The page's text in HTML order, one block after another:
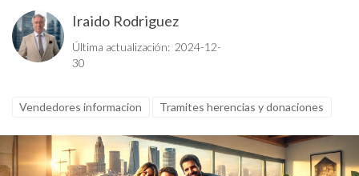
Iraido Rodriguez
Última actualización: 2024-12-
30
Vendedores informacion Tramites herencias y donaciones